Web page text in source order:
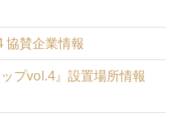
協賛企業情報
プvol.4』設置場所情報